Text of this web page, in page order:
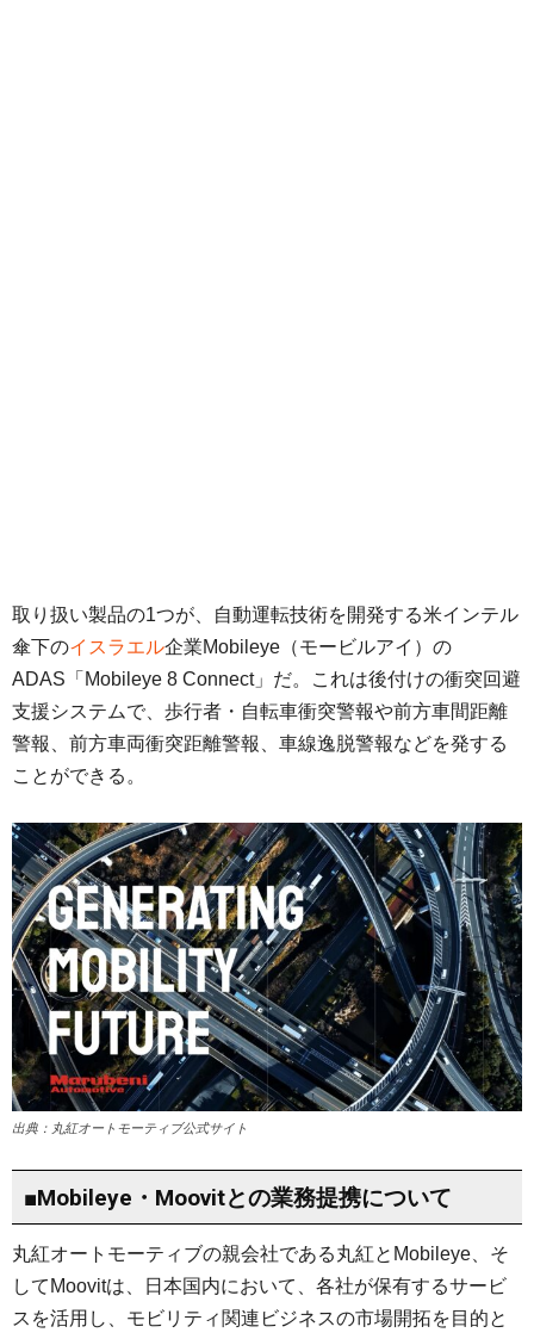
取り扱い製品の1つが、自動運転技術を開発する米インテル
傘下のイスラエル企業Mobileye（モービルアイ）の
ADAS「Mobileye 8 Connect」だ。これは後付けの衝突回避
支援システムで、歩行者・自転車衝突警報や前方車間距離
警報、前方車両衝突距離警報、車線逸脱警報などを発する
ことができる。
出典：丸紅オートモーティブ公式サイト
■Mobileye・Moovitとの業務提携について
丸紅オートモーティブの親会社である丸紅とMobileye、そ
してMoovitは、日本国内において、各社が保有するサービ
スを活用し、モビリティ関連ビジネスの市場開拓を目的と